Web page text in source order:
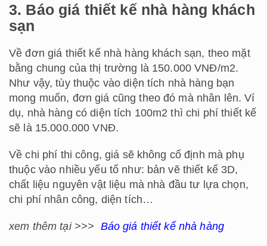
3. Báo giá thiết kế nhà hàng khách
sạn
Về đơn giá thiết kế nhà hàng khách sạn, theo mặt
bằng chung của thị trường là 150.000 VNĐ/m2.
Như vậy, tùy thuộc vào diện tích nhà hàng bạn
mong muốn, đơn giá cũng theo đó mà nhân lên. Ví
dụ, nhà hàng có diện tích 100m2 thì chi phí thiết kế
sẽ là 15.000.000 VNĐ.
Về chi phí thi công, giá sẽ không cố định mà phụ
thuộc vào nhiều yếu tố như: bản vẽ thiết kế 3D,
chất liệu nguyên vật liệu mà nhà đầu tư lựa chọn,
chi phí nhân công, diện tích…
xem thêm tại >>> Báo giá thiết kế nhà hàng